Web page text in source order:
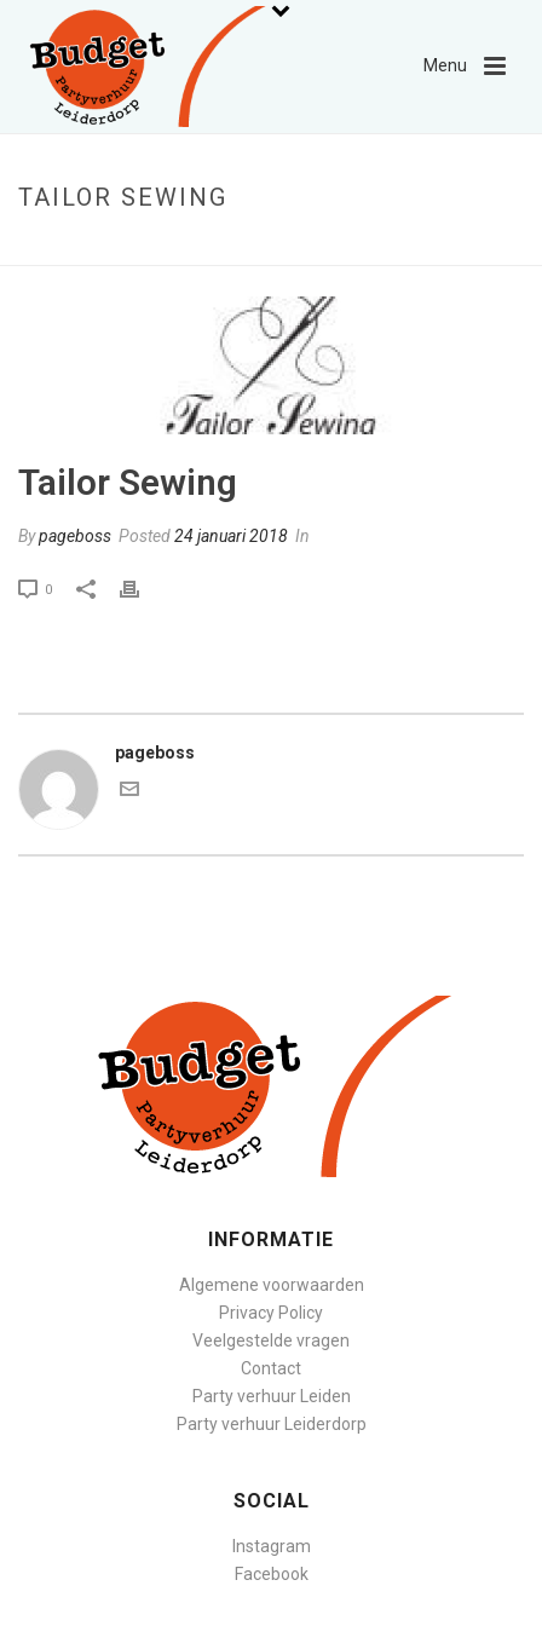
TAILOR SEWING
Tailor Sewing
Bypageboss Posted24 januari 2018 In
0
pageboss
INFORMATIE
Algemene voorwaarden
Privacy Policy
Veelgestelde vragen
Contact
Party verhuur Leiden
Party verhuur Leiderdorp
SOCIAL
Instagram
Facebook